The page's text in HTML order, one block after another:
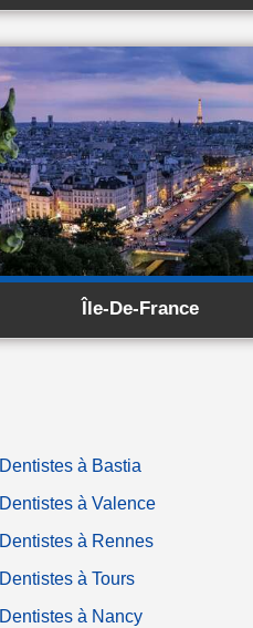
Île-De-France
Dentistes à Bastia
Dentistes à Valence
Dentistes à Rennes
Dentistes à Tours
Dentistes à Nancy